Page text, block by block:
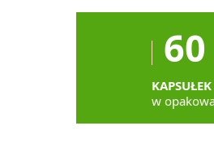
60
KAPSUŁEK
w